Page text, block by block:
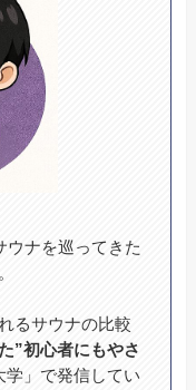
ウナを巡ってきた
。
るサウナの比較
”初心者にもやさ
学」で発信してい